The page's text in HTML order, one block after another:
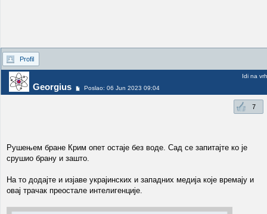
Profil
Georgius Poslao: 06 Jun 2023 09:04
Idi na vrh
7
Рушењем бране Крим опет остаје без воде. Сад се запитајте ко је
срушио брану и зашто.
На то додајте и изјаве украјинских и западних медија које времају и
овај трачак преостале интелигенције.